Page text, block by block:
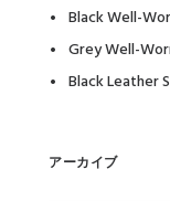
Black Well-
Grey Well-
Black Leather
アーカイブ